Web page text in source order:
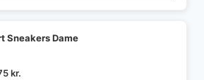
Sneakers Dame
kr.